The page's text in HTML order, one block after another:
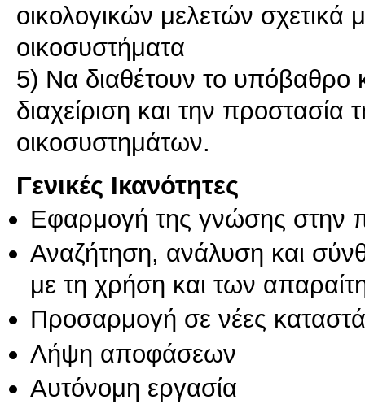
οικολογικών μελετών σχετικά
οικοσυστήματα
5) Να διαθέτουν το υπόβαθρο
διαχείριση και την προστασία
Γενικές Ικανότητες
Εφαρμογή της γνώσης στην
Αναζήτηση, ανάλυση και
με τη χρήση και των
Προσαρμογή σε νέες
Λήψη αποφάσεων
Αυτόνομη εργασία